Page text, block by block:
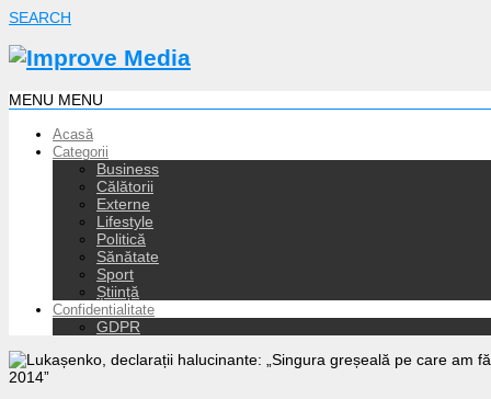
SEARCH
MENU MENU
Acasă
Categorii
Business
Călătorii
Externe
Lifestyle
Politică
Sănătate
Sport
Știință
Confidentialitate
GDPR